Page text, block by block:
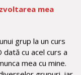
mea
grup la un curs
cu acel curs a
mea cu mine.